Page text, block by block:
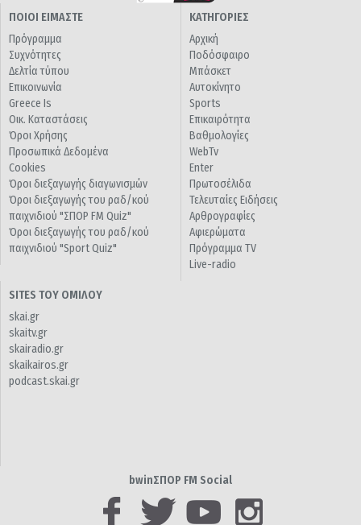
ΠΟΙΟΙ ΕΙΜΑΣΤΕ
Πρόγραμμα
Συχνότητες
Δελτία τύπου
Επικοινωνία
Greece Is
Οικ. Καταστάσεις
Όροι Χρήσης
Προσωπικά Δεδομένα
Cookies
Όροι διεξαγωγής διαγωνισμών
Όροι διεξαγωγής του ραδ/κού
παιχνιδιού "ΣΠΟΡ FM Quiz"
Όροι διεξαγωγής του ραδ/κού
παιχνιδιού "Sport Quiz"
ΚΑΤΗΓΟΡΙΕΣ
Αρχική
Ποδόσφαιρο
Μπάσκετ
Αυτοκίνητο
Sports
Επικαιρότητα
Βαθμολογίες
WebTv
Enter
Πρωτοσέλιδα
Τελευταίες Ειδήσεις
Αρθρογραφίες
Αφιερώματα
Πρόγραμμα TV
Live-radio
SITES ΤΟΥ ΟΜΙΛΟΥ
skai.gr
skaitv.gr
skairadio.gr
skaikairos.gr
podcast.skai.gr
bwinΣΠΟΡ FM Social